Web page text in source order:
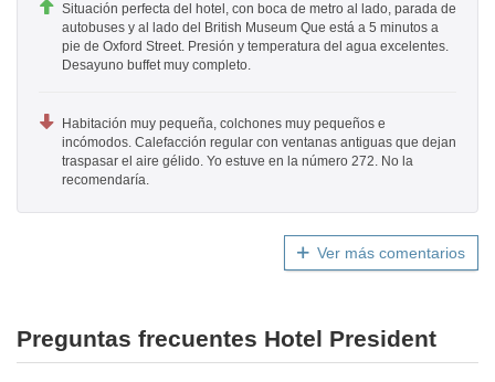
Situación perfecta del hotel, con boca de metro al lado, parada de
autobuses y al lado del British Museum Que está a 5 minutos a
pie de Oxford Street. Presión y temperatura del agua excelentes.
Desayuno buffet muy completo.
Habitación muy pequeña, colchones muy pequeños e
incómodos. Calefacción regular con ventanas antiguas que dejan
traspasar el aire gélido. Yo estuve en la número 272. No la
recomendaría.
Ver más comentarios
Preguntas frecuentes Hotel President